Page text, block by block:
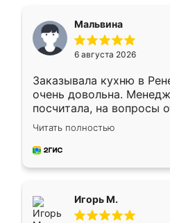
Мальвина
6 августа 2026
Заказывала кухню в
очень довольна.
посчитала, на вопросы
Замерщик приехал в
делу со всей
за день, ребята
Читать полностью
Игорь М.